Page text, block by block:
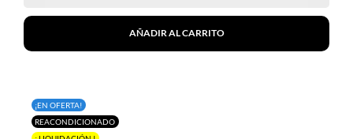
AÑADIR AL CARRITO
¡EN OFERTA!
REACONDICIONADO